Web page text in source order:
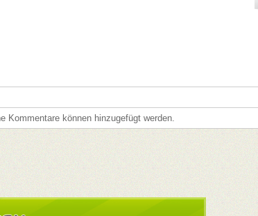
Kommentare können hinzugefügt werden.